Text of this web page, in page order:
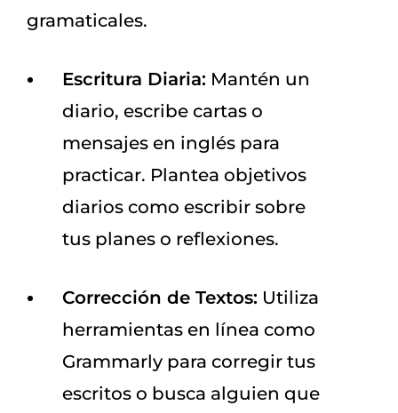
gramaticales.
Escritura Diaria: Mantén un
diario, escribe cartas o
mensajes en inglés para
practicar. Plantea objetivos
diarios como escribir sobre
tus planes o reflexiones.
Corrección de Textos: Utiliza
herramientas en línea como
Grammarly para corregir tus
escritos o busca alguien que